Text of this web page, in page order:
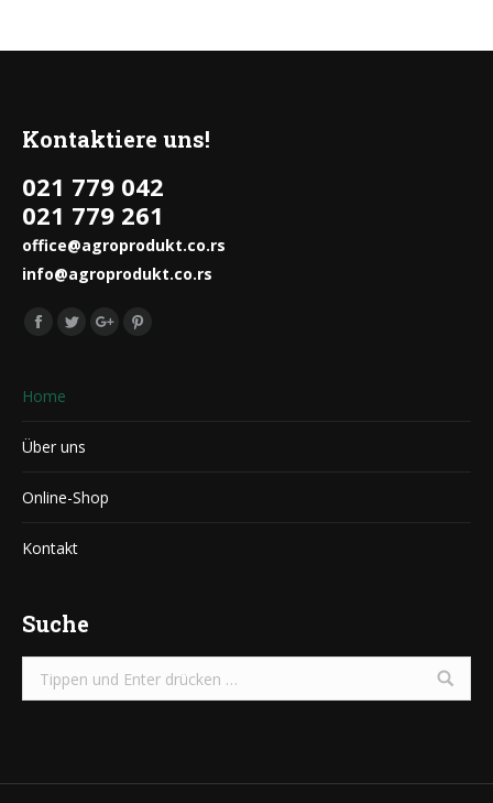
Kontaktiere uns!
021 779 042
021 779 261
office@agroprodukt.co.rs
info@agroprodukt.co.rs
Finden Sie uns auf:
Facebook
TwitterGoogle+
Home
Über uns
Online-Shop
Kontakt
Suche
Search: